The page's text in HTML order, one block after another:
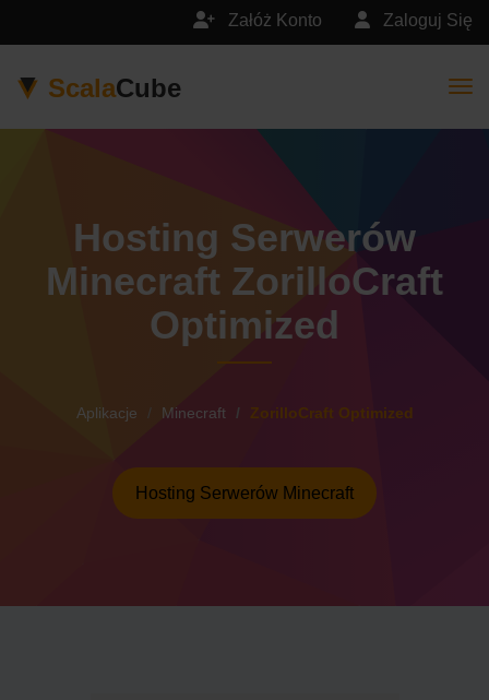
Zaloguj Się
Załóż Konto
ScalaCube
Hosting Serwerów
Minecraft ZorilloCraft
Optimized
Aplikacje Minecraft ZorilloCraft Optimized
Hosting Serwerów Minecraft